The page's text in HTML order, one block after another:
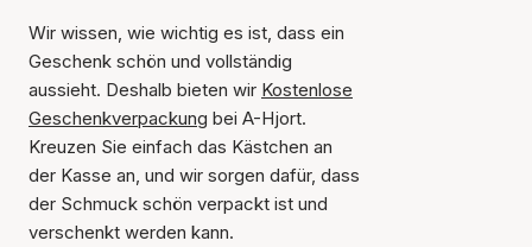
Wir wissen, wie wichtig es ist, dass ein
Geschenk schön und vollständig
aussieht. Deshalb bieten wir Kostenlose
Geschenkverpackung bei A-Hjort.
Kreuzen Sie einfach das Kästchen an
der Kasse an, und wir sorgen dafür, dass
der Schmuck schön verpackt ist und
verschenkt werden kann.